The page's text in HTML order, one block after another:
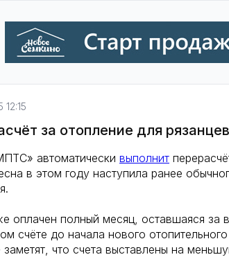
12:15
за отопление для
автоматически выполнит
в этом году наступила ранее
оплачен полный месяц, оставшаяся за
счёте до начала нового
что счета выставлены на